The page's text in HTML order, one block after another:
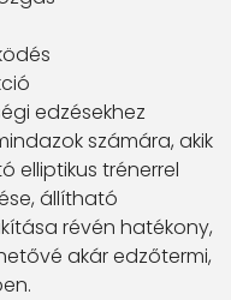
edzésekhez
számára, akik
elliptikus trénerrel
állítható
révén hatékony,
akár edzőtermi,